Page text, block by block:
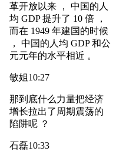
革开放以来 ， 中国的人
均 GDP 提升了 10 倍 ，
而在 1949 年建国的时候
， 中国的人均 GDP 和公
元元年的水平相近 。
敏姐10:27
那到底什么力量把经济
增长拉出了周期震荡的
陷阱呢 ？
石磊10:33